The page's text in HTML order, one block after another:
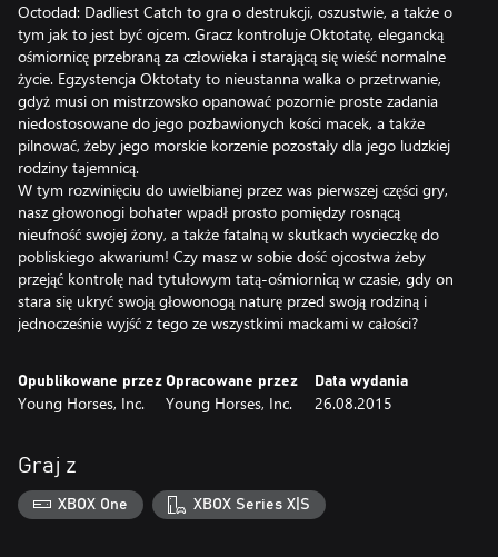
Octodad: Dadliest Catch to gra o destrukcji, oszustwie, a także o
tym jak to jest być ojcem. Gracz kontroluje Oktotatę, elegancką
ośmiornicę przebraną za człowieka i starającą się wieść normalne
życie. Egzystencja Oktotaty to nieustanna walka o przetrwanie,
gdyż musi on mistrzowsko opanować pozornie proste zadania
niedostosowane do jego pozbawionych kości macek, a także
pilnować, żeby jego morskie korzenie pozostały dla jego ludzkiej
rodziny tajemnicą.
W tym rozwinięciu do uwielbianej przez was pierwszej części gry,
nasz głowonogi bohater wpadł prosto pomiędzy rosnącą
nieufność swojej żony, a także fatalną w skutkach wycieczkę do
pobliskiego akwarium! Czy masz w sobie dość ojcostwa żeby
przejąć kontrolę nad tytułowym tatą-ośmiornicą w czasie, gdy on
stara się ukryć swoją głowonogą naturę przed swoją rodziną i
jednocześnie wyjść z tego ze wszystkimi mackami w całości?
Opublikowane przez
Young Horses, Inc.
Opracowane przez
Young Horses, Inc.
Data wydania
26.08.2015
Graj z
XBOX One XBOX Series X|S